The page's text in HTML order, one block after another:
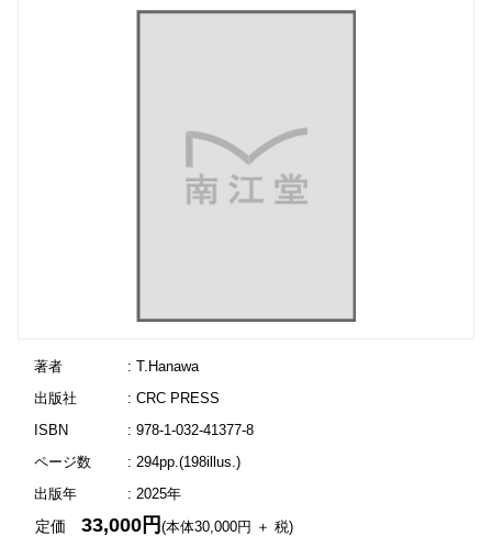
著者
: T.Hanawa
出版社
: CRC PRESS
ISBN
: 978-1-032-41377-8
ページ数
: 294pp.(198illus.)
出版年
: 2025年
定価33,000円(本体30,000円 ＋ 税)